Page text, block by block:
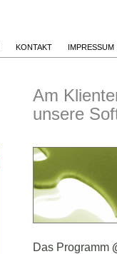
KONTAKT IMPRESSUM
Am
unsere
Das Programm